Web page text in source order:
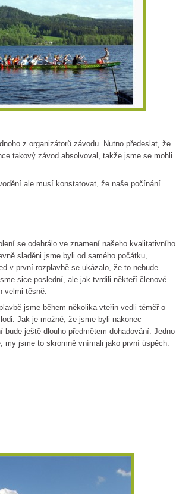
z organizátorů závodu. Nutno předeslat, že
takový závod absolvoval, takže jsme se mohli
ale musí konstatovat, že naše počínání
se odehrálo ve znamení našeho kvalitativního
sladěni jsme byli od samého počátku,
v první rozplavbě se ukázalo, že to nebude
sice poslední, ale jak tvrdili někteří členové
velmi těsně.
jsme během několika vteřin vedli téměř o
Jak je možné, že jsme byli nakonec
bude ještě dlouho předmětem dohadování. Jedno
my jsme to skromně vnímali jako první úspěch.